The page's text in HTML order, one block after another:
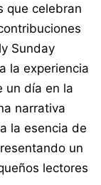
que celebran
Sunday
la experiencia
un día en la
narrativa
la esencia de
un
lectores